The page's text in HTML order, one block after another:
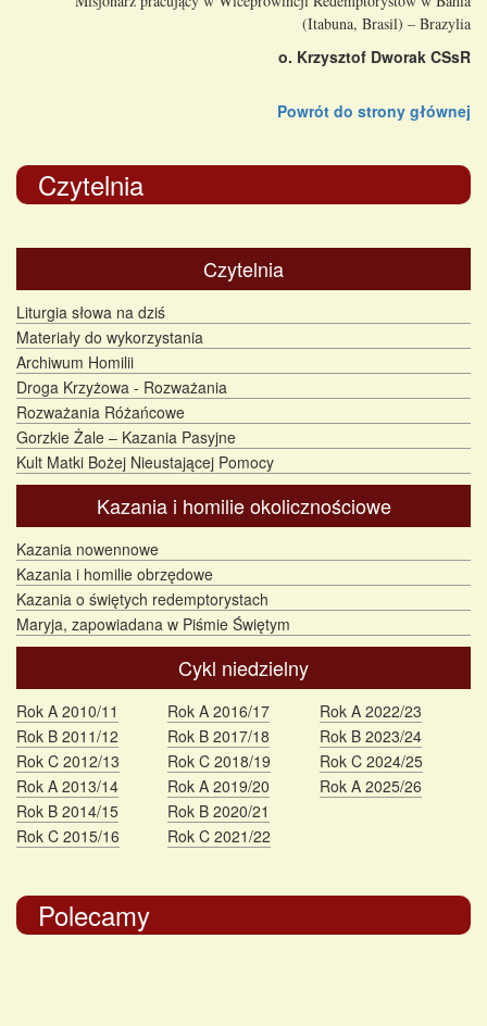
(Itabuna, Brasil) – Brazylia
o. Krzysztof Dworak CSsR
Powrót do strony głównej
Czytelnia
Czytelnia
Liturgia słowa na dziś
Materiały do wykorzystania
Archiwum Homilii
Droga Krzyżowa - Rozważania
Rozważania Różańcowe
Gorzkie Żale – Kazania Pasyjne
Kult Matki Bożej Nieustającej Pomocy
Kazania i homilie okolicznościowe
Kazania nowennowe
Kazania i homilie obrzędowe
Kazania o świętych redemptorystach
Maryja, zapowiadana w Piśmie Świętym
Cykl niedzielny
Rok A 2010/11
Rok B 2011/12
Rok C 2012/13
Rok A 2013/14
Rok B 2014/15
Rok C 2015/16
Rok A 2016/17
Rok B 2017/18
Rok C 2018/19
Rok A 2019/20
Rok B 2020/21
Rok C 2021/22
Rok A 2022/23
Rok B 2023/24
Rok C 2024/25
Rok A 2025/26
Polecamy